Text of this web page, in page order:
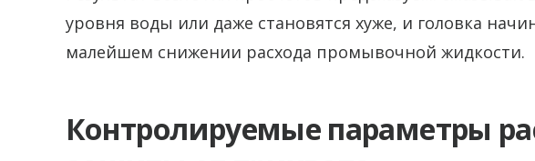
уровня воды или даже становятся хуже, и головка
малейшем снижении расхода промывочной жидкости.
Контролируемые параметры